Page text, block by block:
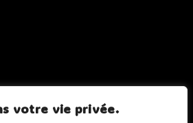
votre vie privée.